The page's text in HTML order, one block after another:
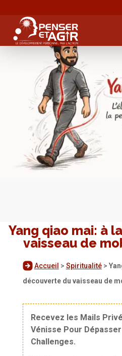
Yang qiao mai: à
vaisseau de
Accueil > Spiritualité>
découverte du vaisseau de
Recevez les Mails
Vénisse Pour
Challenges.